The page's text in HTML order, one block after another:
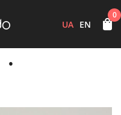
UA EN
0